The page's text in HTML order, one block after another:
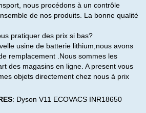
nous procédons à un contrôle
de nos produits. La bonne qualité
pratiquer des prix si bas?
usine de batterie lithium,nous avons
remplacement .Nous sommes les
des magasins en ligne. A present vous
objets directement chez nous à prix
: Dyson V11 ECOVACS INR18650